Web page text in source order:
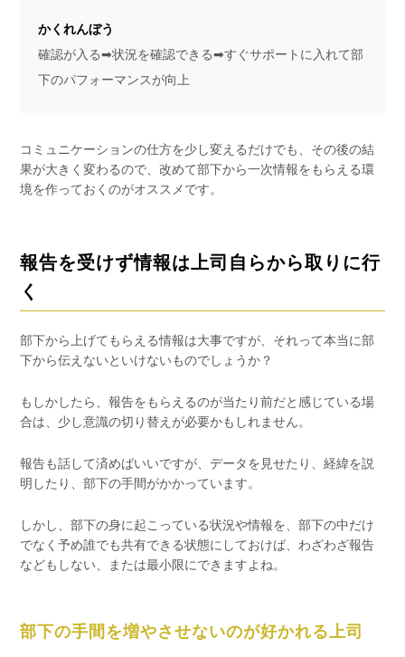
かくれんぼう
確認が入る➡状況を確認できる➡すぐサポートに入れて部
下のパフォーマンスが向上
コミュニケーションの仕方を少し変えるだけでも、その後の結
果が大きく変わるので、改めて部下から一次情報をもらえる環
境を作っておくのがオススメです。
報告を受けず情報は上司自らから取りに行
く
部下から上げてもらえる情報は大事ですが、それって本当に部
下から伝えないといけないものでしょうか？
もしかしたら、報告をもらえるのが当たり前だと感じている場
合は、少し意識の切り替えが必要かもしれません。
報告も話して済めばいいですが、データを見せたり、経緯を説
明したり、部下の手間がかかっています。
しかし、部下の身に起こっている状況や情報を、部下の中だけ
でなく予め誰でも共有できる状態にしておけば、わざわざ報告
などもしない、または最小限にできますよね。
部下の手間を増やさせないのが好かれる上司